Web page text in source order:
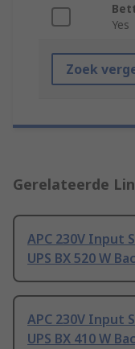
Yes
Zoek
Gerelateerde
APC 230V Input
UPS BX 520 W
APC 230V Input
UPS BX 410 W